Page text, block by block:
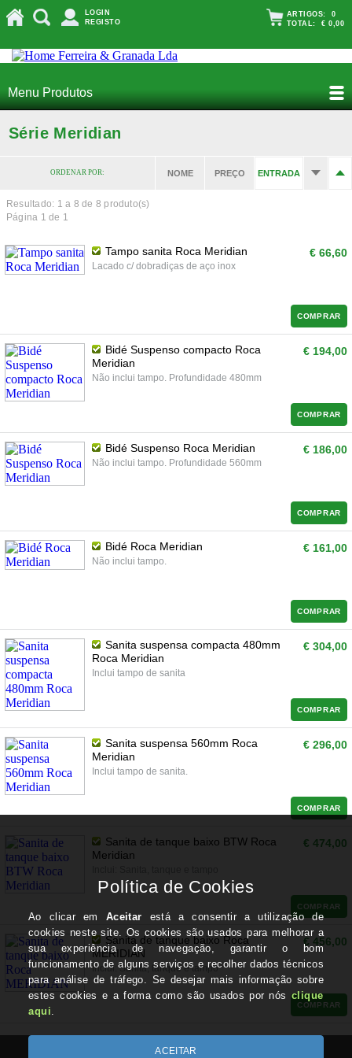
LOGIN
REGISTO
ARTIGOS: 0
TOTAL: € 0,00
Menu Produtos
Série Meridian
ORDENAR POR: NOME PREÇO ENTRADA
Resultado: 1 a 8 de 8 produto(s)
Página 1 de 1
Tampo sanita Roca Meridian
Lacado c/ dobradiças de aço inox
€ 66,60
COMPRAR
Bidé Suspenso compacto Roca
Meridian
Não inclui tampo. Profundidade 480mm
€ 194,00
COMPRAR
Bidé Suspenso Roca Meridian
Não inclui tampo. Profundidade 560mm
€ 186,00
COMPRAR
Bidé Roca Meridian
Não inclui tampo.
€ 161,00
COMPRAR
Sanita suspensa compacta 480mm
Roca Meridian
Inclui tampo de sanita
€ 304,00
COMPRAR
Sanita suspensa 560mm Roca
Meridian
Inclui tampo de sanita.
€ 296,00
COMPRAR
Sanita de tanque baixo BTW Roca
Meridian
€ 474,00
COMPRAR
Sanita de tanque baixo Roca
MERIDIAN
Inclui: Sanita, tanque e tampo
€ 456,00
COMPRAR